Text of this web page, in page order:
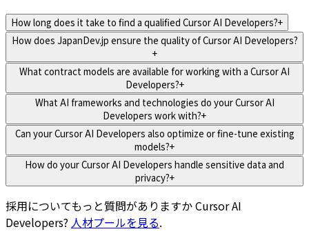
How long does it take to find a qualified Cursor AI Developers?+
How does JapanDev.jp ensure the quality of Cursor AI Developers?
+
What contract models are available for working with a Cursor AI
Developers?+
What AI frameworks and technologies do your Cursor AI
Developers work with?+
Can your Cursor AI Developers also optimize or fine-tune existing
models?+
How do your Cursor AI Developers handle sensitive data and
privacy?+
採用についてもっと質問がありますかCursor AI
Developers? 人材プールを見る.